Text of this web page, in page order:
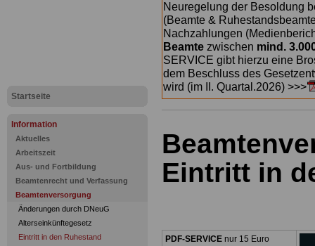
Startseite
Information
Aktuelles
Arbeitszeit
Aus- und Fortbildung
Beamtenrecht und Verfassung
Beamtenversorgung
Änderungen durch DNeuG
Alterseinkünftegesetz
Eintritt in den Ruhestand
Neuregelung der Besoldung
(Beamte &
Nachzahlungen
Beamte zwischen mind.
SERVICE gibt hierzu eine
dem Beschluss des
wird (im II. Quartal.2026) >>>
Eintritt in
PDF-SERVICE nur 15 Euro